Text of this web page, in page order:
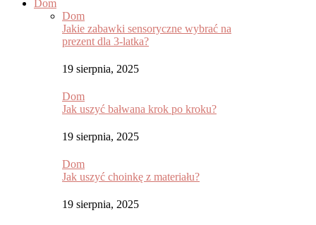
Dom
Dom
Jakie zabawki sensoryczne wybrać na
prezent dla 3-latka?
19 sierpnia, 2025
Dom
Jak uszyć bałwana krok po kroku?
19 sierpnia, 2025
Dom
Jak uszyć choinkę z materiału?
19 sierpnia, 2025